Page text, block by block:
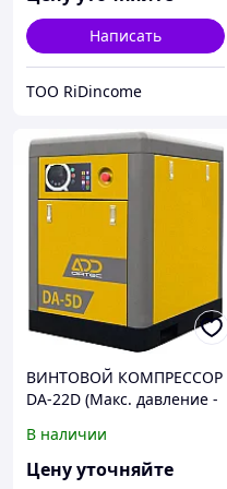
Написать
ТОО RiDincome
ВИНТОВОЙ КОМПРЕССОР
DA-22D (Макс. давление -
В наличии
Цену уточняйте